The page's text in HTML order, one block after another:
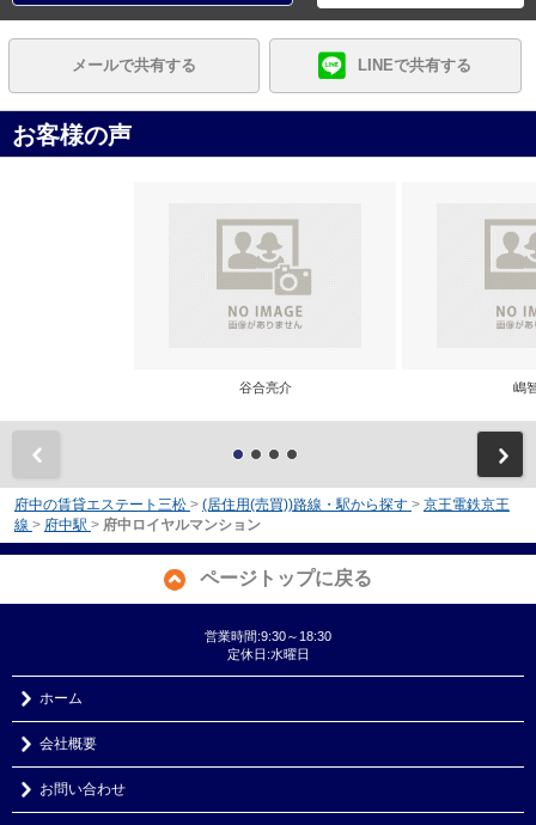
メールで共有する LINEで共有する
お客様の声
谷合亮介 嶋
府中の賃貸エステート三松 > (居住用(売買))路線・駅から探す > 京王電鉄京王
線 > 府中駅 > 府中ロイヤルマンション
ページトップに戻る
営業時間:9:30～18:30
定休日:水曜日
ホーム
会社概要
お問い合わせ